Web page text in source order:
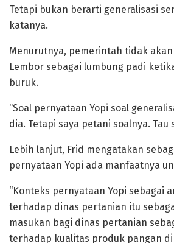
Tetapi bukan berarti generalisasi
katanya.
Menurutnya, pemerintah tidak
Lembor sebagai lumbung padi
buruk.
“Soal pernyataan Yopi soal
dia. Tetapi saya petani soalnya. Tau
Lebih lanjut, Frid mengatakan
pernyataan Yopi ada manfaatnya
“Konteks pernyataan Yopi sebagai
terhadap dinas pertanian itu
masukan bagi dinas pertanian
terhadap kualitas produk pangan